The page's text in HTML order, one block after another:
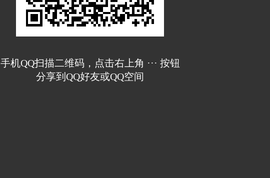
手机QQ扫描二维码，点击右上角 ··· 按钮
分享到QQ好友或QQ空间